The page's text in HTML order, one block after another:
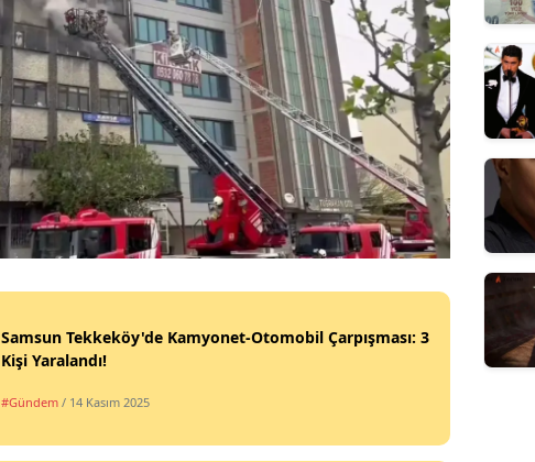
Samsun Tekkeköy'de Kamyonet-Otomobil Çarpışması: 3
Kişi Yaralandı!
#Gündem / 14 Kasım 2025